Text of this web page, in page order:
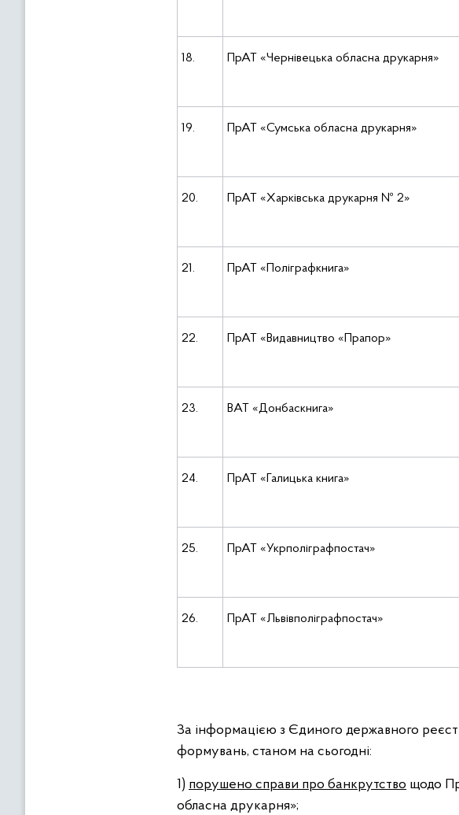
18. ПрАТ «Чернівецька обласна друкарня»
19. ПрАТ «Сумська обласна друкарня»
20. ПрАТ «Харківська друкарня № 2»
21. ПрАТ «Поліграфкнига»
22. ПрАТ «Видавництво «Прапор»
23. ВАТ «Донбаскнига»
24. ПрАТ «Галицька книга»
25. ПрАТ «Укрполіграфпостач»
26. ПрАТ «Львівполіграфпостач»
За інформацією з Єдиного державного
формувань, станом на сьогодні:
1) порушено справи про банкрутство щодо
обласна друкарня»;